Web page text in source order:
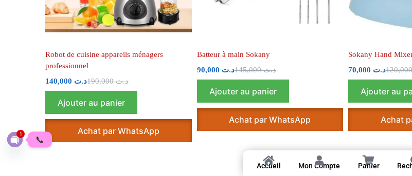
Robot de cuisine appareils ménagers
professionnel
د.ت190,000 د.ت
Ajouter au panier
Achat par WhatsApp
Batteur à main Sokany
د.ت145,000 د.ت
Ajouter au panier
Achat par WhatsApp
Sokany Hand
د.ت
Ajouter au
Achat
Accueil Mon Compte Panier
📞
1